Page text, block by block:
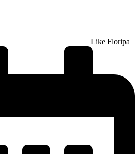
Like Floripa